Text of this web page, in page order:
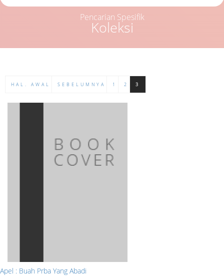
Koleksi
Pencarian Spesifik
HAL. AWAL SEBELUMNYA 1 2 3
Apel : Buah Prba Yang Abadi